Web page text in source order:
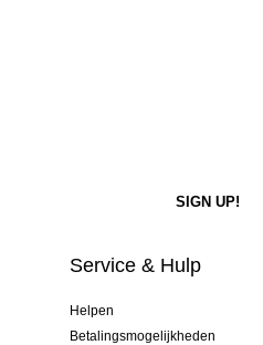
Service & Hulp
Helpen
Betalingsmogelijkheden